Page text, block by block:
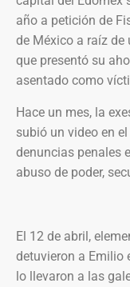
año a petición de
de México a raíz de
que presentó su
asentado como
Hace un mes, la
subió un video en
denuncias penales
abuso de poder,
El 12 de abril,
detuvieron a Emilio
lo llevaron a las